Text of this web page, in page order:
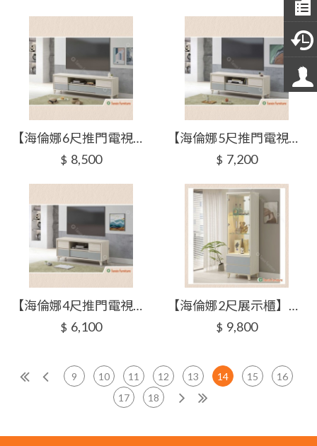
【海倫娜6尺推門電視櫃】【2026-J603-2】【添興家具】
$ 8,500
【海倫娜5尺推門電視櫃】【2026-J603-3】【添興家具】
$ 7,200
【海倫娜4尺推門電視櫃】【2026-J603-4】【添興家具】
$ 6,100
【海倫娜2尺展示櫃】【2026-J604-2】【添興家具】
$ 9,800
9 10 11 12 13 14 15
16
17
18